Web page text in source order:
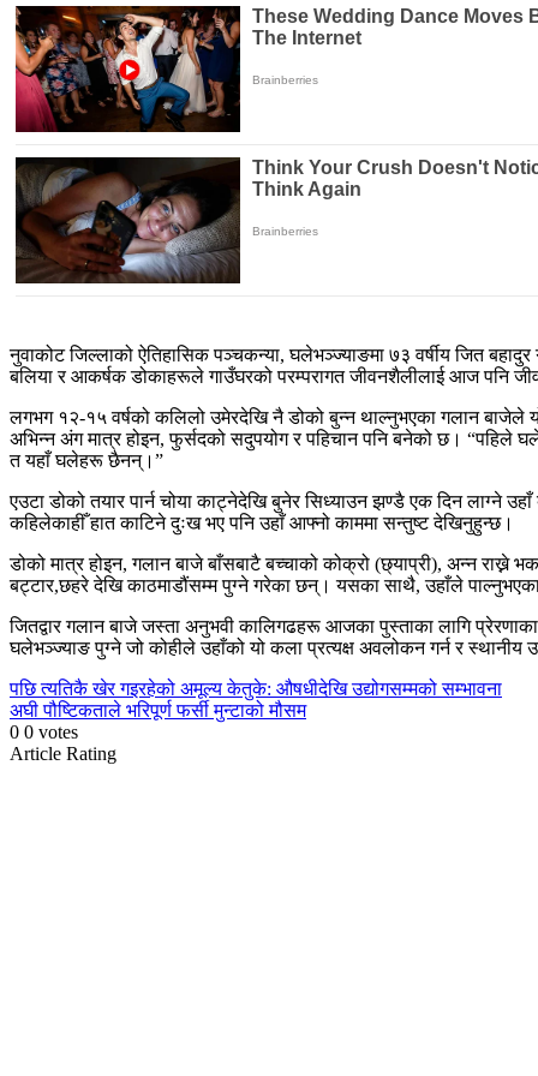
नुवाकोट जिल्लाको ऐतिहासिक पञ्चकन्या, घलेभञ्ज्याङमा ७३ वर्षीय जित
बलिया र आकर्षक डोकाहरूले गाउँघरको परम्परागत जीवनशैलीलाई आज पनि
लगभग १२-१५ वर्षको कलिलो उमेरदेखि नै डोको बुन्न थाल्नुभएका गलान बाजेले
अभिन्न अंग मात्र होइन, फुर्सदको सदुपयोग र पहिचान पनि बनेको छ। “पहिले
त यहाँ घलेहरू छैनन्।”
एउटा डोको तयार पार्न चोया काट्नेदेखि बुनेर सिध्याउन झण्डै एक दिन लाग्ने
कहिलेकाहीँ हात काटिने दुःख भए पनि उहाँ आफ्नो काममा सन्तुष्ट देखिनुहुन्छ।
डोको मात्र होइन, गलान बाजे बाँसबाटै बच्चाको कोक्रो (छ्याप्री), अन्न राख्ने
बट्टार,छहरे देखि काठमाडौंसम्म पुग्ने गरेका छन्। यसका साथै, उहाँले
जितद्वार गलान बाजे जस्ता अनुभवी कालिगढहरू आजका पुस्ताका लागि
घलेभञ्ज्याङ पुग्ने जो कोहीले उहाँको यो कला प्रत्यक्ष अवलोकन गर्न र स्थानीय
Continue
Reading
पछित्यतिकै खेर गइरहेको अमूल्य केतुके: औषधीदेखि उद्योगसम्मको सम्भावना
अघीपौष्टिकताले भरिपूर्ण फर्सी मुन्टाको मौसम
0 0 votes
Article Rating